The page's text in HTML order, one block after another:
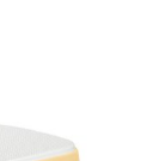
na listu
želja